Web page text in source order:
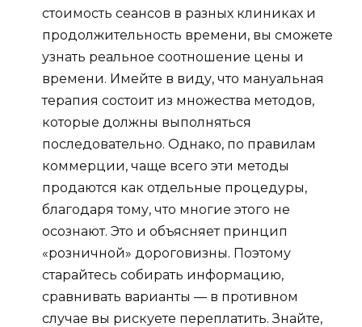
стоимость сеансов в разных клиниках и
продолжительность времени, вы сможете
узнать реальное соотношение цены и
времени. Имейте в виду, что мануальная
терапия состоит из множества методов,
которые должны выполняться
последовательно. Однако, по правилам
коммерции, чаще всего эти методы
продаются как отдельные процедуры,
благодаря тому, что многие этого не
осознают. Это и объясняет принцип
«розничной» дороговизны. Поэтому
старайтесь собирать информацию,
сравнивать варианты — в противном
случае вы рискуете переплатить. Знайте,